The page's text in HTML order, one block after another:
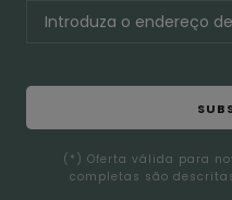
(*) Oferta válida para
completas são